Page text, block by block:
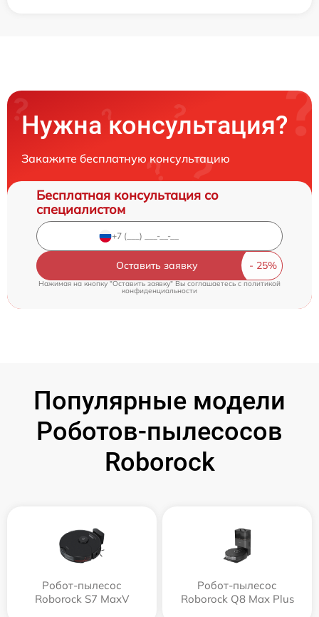
Нужна консультация?
Закажите бесплатную консультацию
Бесплатная консультация со
специалистом
Оставить заявку
Нажимая на кнопку "Оставить заявку" Вы соглашаетесь cполитикой
конфиденциальности
Популярные модели
Роботов-пылесосов
Roborock
Робот-пылесос
Roborock S7 MaxV
Робот-пылесос
Roborock Q8 Max Plus